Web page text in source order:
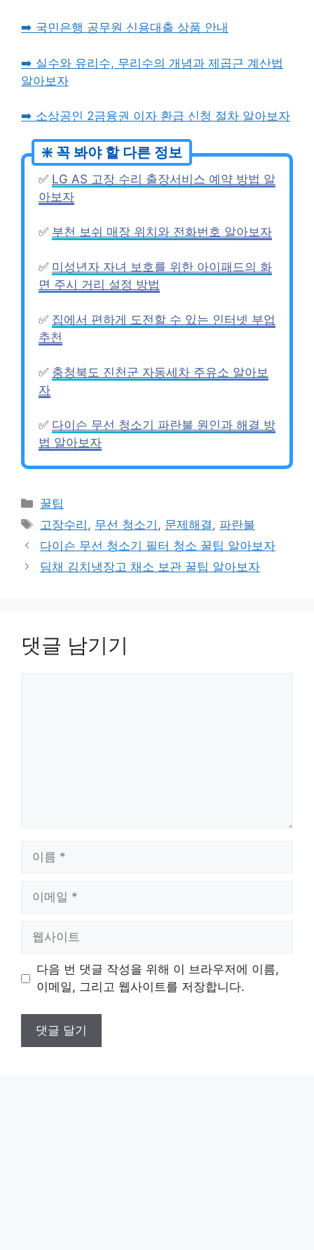
➡️ 국민은행 공무원 신용대출 상품 안내
➡️ 실수와 유리수, 무리수의 개념과 제곱근 계산법
알아보자
➡️ 소상공인 2금융권 이자 환급 신청 절차 알아보자
✅ LG AS 고장 수리 출장서비스 예약 방법 알
아보자
✅ 부천 보쉬 매장 위치와 전화번호 알아보자
✅ 미성년자 자녀 보호를 위한 아이패드의 화
면 주시 거리 설정 방법
✅ 집에서 편하게 도전할 수 있는 인터넷 부업
추천
✅ 충청북도 진천군 자동세차 주유소 알아보
자
✅ 다이슨 무선 청소기 파란불 원인과 해결 방
법 알아보자
카
테
리
꿀팁
태
그
고장수리 , 무선 청소기 , 문제해결 , 파란불
다이슨 무선 청소기 필터 청소 꿀팁 알아보자
딤채 김치냉장고 채소 보관 꿀팁 알아보자
댓글 남기기
트
다음 번 댓글 작성을 위해 이 브라우저에 이름,
이메일, 그리고 웹사이트를 저장합니다.